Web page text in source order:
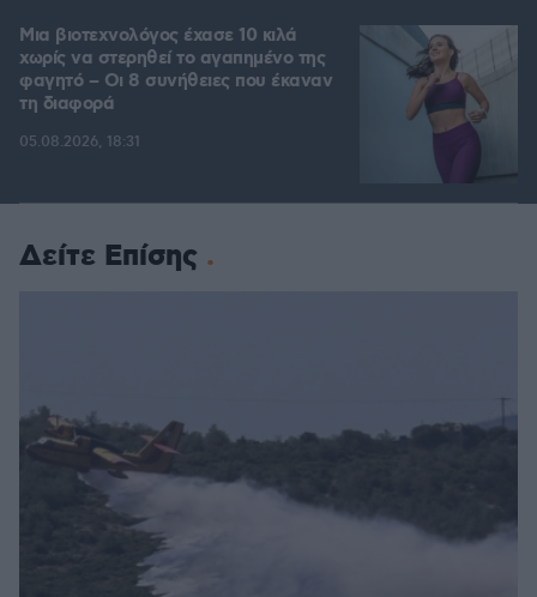
Μια βιοτεχνολόγος έχασε 10 κιλά
χωρίς να στερηθεί το αγαπημένο της
φαγητό – Οι 8 συνήθειες που έκαναν
τη διαφορά
05.08.2026, 18:31
Δείτε Επίσης